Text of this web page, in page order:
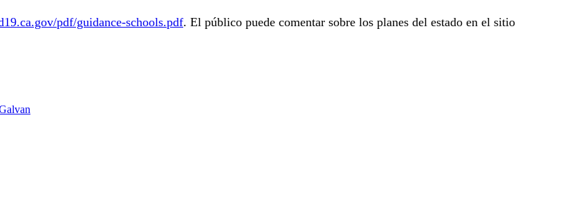
pdf/guidance-schools.pdf. El público puede comentar sobre los planes del estado en el sitio